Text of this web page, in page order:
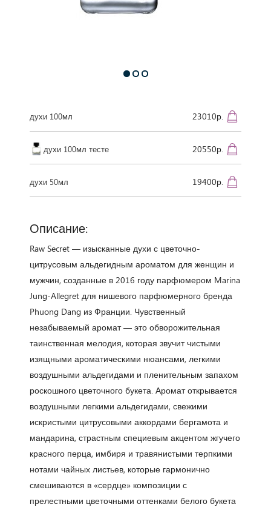
духи 100мл 23010р.
духи 100мл тесте 20550р.
духи 50мл 19400р.
Описание:
Raw Secret — изысканные духи с цветочно-
цитрусовым альдегидным ароматом для женщин и
мужчин, созданные в 2016 году парфюмером Marina
Jung-Allegret для нишевого парфюмерного бренда
Phuong Dang из Франции. Чувственный
незабываемый аромат — это обворожительная
таинственная мелодия, которая звучит чистыми
изящными ароматическими нюансами, легкими
воздушными альдегидами и пленительным запахом
роскошного цветочного букета. Аромат открывается
воздушными легкими альдегидами, свежими
искристыми цитрусовыми аккордами бергамота и
мандарина, страстным специевым акцентом жгучего
красного перца, имбиря и травянистыми терпкими
нотами чайных листьев, которые гармонично
смешиваются в «сердце» композиции с
прелестными цветочными оттенками белого букета